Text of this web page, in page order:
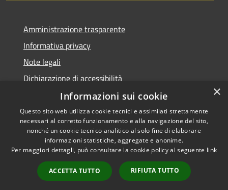
Amministrazione trasparente
Informativa privacy
Note legali
Dichiarazione di accessibilità
Accessibilità
Privacy
Mappa del sito
Copyright © 2026 • Comune di
Carbognano • Powered by
Municipium•Accesso
redazione
×
Informazioni sui cookie
Questo sito web utilizza cookie tecnici e assimilati strettamente
necessari al corretto funzionamento e alla navigazione del sito,
nonché un cookie tecnico analitico al solo fine di elaborare
informazioni statistiche, aggregate e anonime.
Per maggiori dettagli, può consultare la cookie policy al seguente link
ACCETTA TUTTO RIFIUTA TUTTO